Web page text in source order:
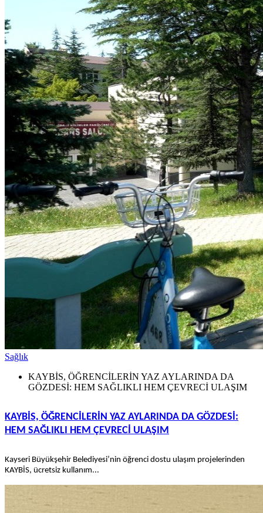
Sağlık
KAYBİS, ÖĞRENCİLERİN YAZ AYLARINDA DA
GÖZDESİ: HEM SAĞLIKLI HEM ÇEVRECİ ULAŞIM
KAYBİS, ÖĞRENCİLERİN YAZ AYLARINDA DA GÖZDESİ:
HEM SAĞLIKLI HEM ÇEVRECİ ULAŞIM
Kayseri Büyükşehir Belediyesi’nin öğrenci dostu ulaşım projelerinden
KAYBİS, ücretsiz kullanım...